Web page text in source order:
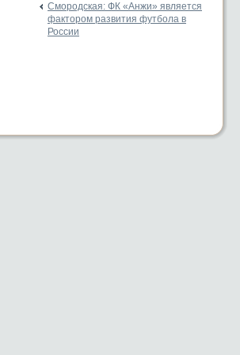
Смородская: ФК «Анжи» является
фактором развития футбола в
России